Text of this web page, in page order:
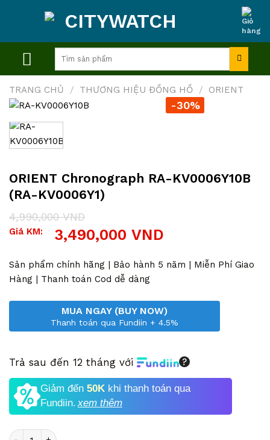
kiếm:
TRANG CHỦ / THƯƠNG HIỆU ĐỒNG HỒ / ORIENT
-30%
ORIENT Chronograph RA-KV0006Y10B
(RA-KV0006Y1)
4,990,000VND
Giá
4,990,000 VND.
3,490,000 VND
Giá
là:
3,490,000 VND.
Giá KM:
Sản phẩm chính hãng | Bảo hành 5 năm | Miễn Phí Giao
Hàng | Thanh toán Cod dễ dàng
MUA NGAY (BUY NOW)
Thanh toán qua Fundiin + 4.5%
Trả sau đến 12 tháng với
Giảm đến 50K khi thanh toán qua
Fundiin.xem thêm
Số lượng